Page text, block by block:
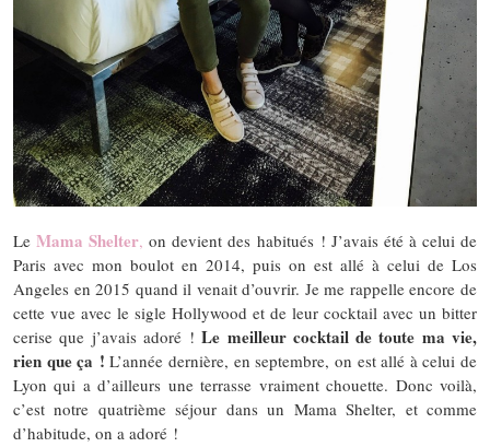
LeMama Shelter, on devient des habitués ! J’avais été à celui de
Paris avec mon boulot en 2014, puis on est allé à celui de Los
Angeles en 2015 quand il venait d’ouvrir. Je me rappelle encore de
cette vue avec le sigle Hollywood et de leur cocktail avec un bitter
cerise que j’avais adoré !Le meilleur cocktail de toute ma vie,
rien que ça ! L’année dernière, en septembre, on est allé à celui de
Lyon qui a d’ailleurs une terrasse vraiment chouette. Donc voilà,
c’est notre quatrième séjour dans un Mama Shelter, et comme
d’habitude, on a adoré !